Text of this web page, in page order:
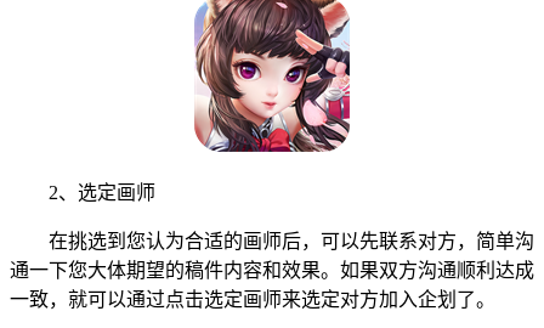
2、选定画师
在挑选到您认为合适的画师后，可以先联系对方，简单沟
通一下您大体期望的稿件内容和效果。如果双方沟通顺利达成
一致，就可以通过点击选定画师来选定对方加入企划了。